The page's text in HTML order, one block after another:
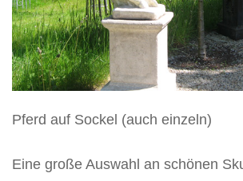
Pferd auf Sockel (auch einzeln)
Eine große Auswahl an schönen